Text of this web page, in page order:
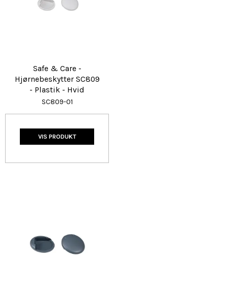
Safe & Care -
Hjørnebeskytter SC809
- Plastik - Hvid
SC809-01
VIS PRODUKT